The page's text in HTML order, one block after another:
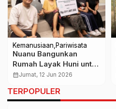
Kemanusiaan Pariwisata
Nuanu Bangunkan
Rumah Layak Huni untuk
Warga Tabanan,
Sosial Nyata bagi
calendar_monthJumat, 12 Jun 2026
TERPOPULER